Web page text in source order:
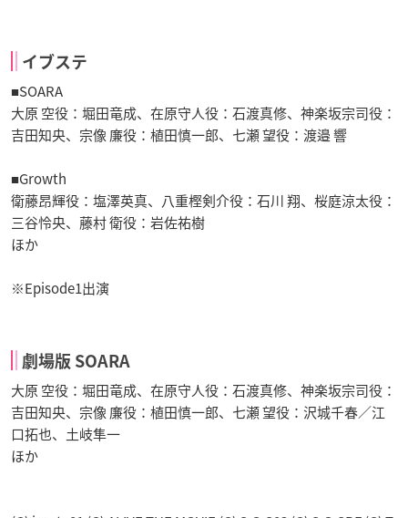
イブステ
■SOARA
大原 空役：堀田竜成、在原守人役：石渡真修、神楽坂宗司役：
吉田知央、宗像 廉役：植田慎一郎、七瀬 望役：渡邉 響
■Growth
衛藤昂輝役：塩澤英真、八重樫剣介役：石川 翔、桜庭涼太役：
三谷怜央、藤村 衛役：岩佐祐樹
ほか
※Episode1出演
劇場版 SOARA
大原 空役：堀田竜成、在原守人役：石渡真修、神楽坂宗司役：
吉田知央、宗像 廉役：植田慎一郎、七瀬 望役：沢城千春／江
口拓也、土岐隼一
ほか